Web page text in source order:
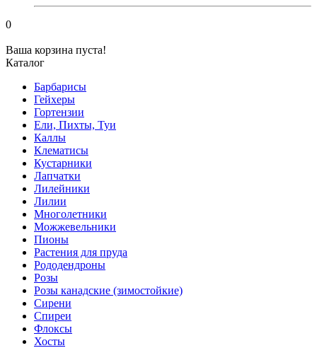
0
Ваша корзина пуста!
Каталог
Барбарисы
Гейхеры
Гортензии
Ели, Пихты, Туи
Каллы
Клематисы
Кустарники
Лапчатки
Лилейники
Лилии
Многолетники
Можжевельники
Пионы
Растения для пруда
Рододендроны
Розы
Розы канадские (зимостойкие)
Сирени
Спиреи
Флоксы
Хосты